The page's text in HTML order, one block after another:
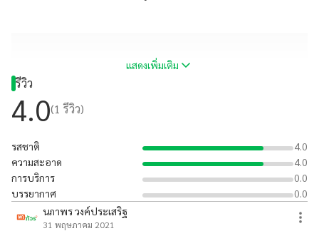
แสดงเพิ่มเติม
รีวิว
4.0(1 รีวิว)
รสชาติ
4.0
ความสะอาด
4.0
การบริการ
0.0
บรรยากาศ
0.0
นภาพร วงค์ประเสริฐ
31 พฤษภาคม 2021